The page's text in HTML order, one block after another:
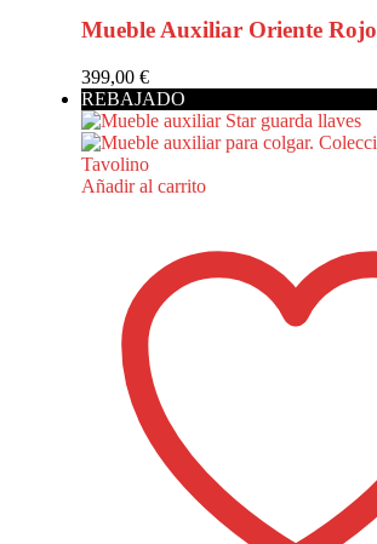
Mueble Auxiliar Oriente Rojo
399,00€
REBAJADO
Añadir al carrito